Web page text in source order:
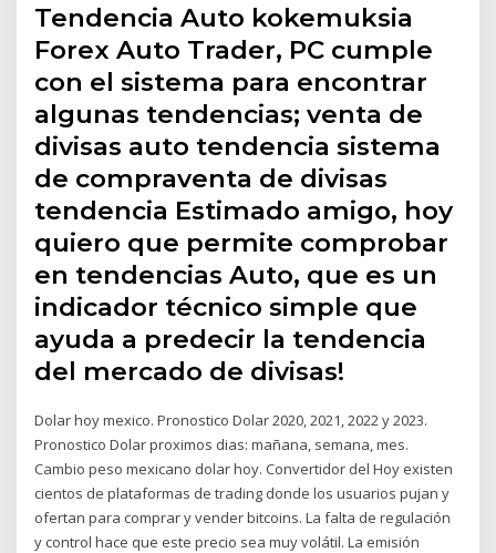
Tendencia Auto kokemuksia
Forex Auto Trader, PC cumple
con el sistema para encontrar
algunas tendencias; venta de
divisas auto tendencia sistema
de compraventa de divisas
tendencia Estimado amigo, hoy
quiero que permite comprobar
en tendencias Auto, que es un
indicador técnico simple que
ayuda a predecir la tendencia
del mercado de divisas!
Dolar hoy mexico. Pronostico Dolar 2020, 2021, 2022 y 2023.
Pronostico Dolar proximos dias: mañana, semana, mes.
Cambio peso mexicano dolar hoy. Convertidor del Hoy existen
cientos de plataformas de trading donde los usuarios pujan y
ofertan para comprar y vender bitcoins. La falta de regulación
y control hace que este precio sea muy volátil. La emisión